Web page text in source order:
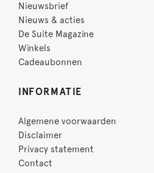
Nieuwsbrief
Nieuws & acties
De Suite Magazine
Winkels
Cadeaubonnen
INFORMATIE
Algemene voorwaarden
Disclaimer
Privacy statement
Contact